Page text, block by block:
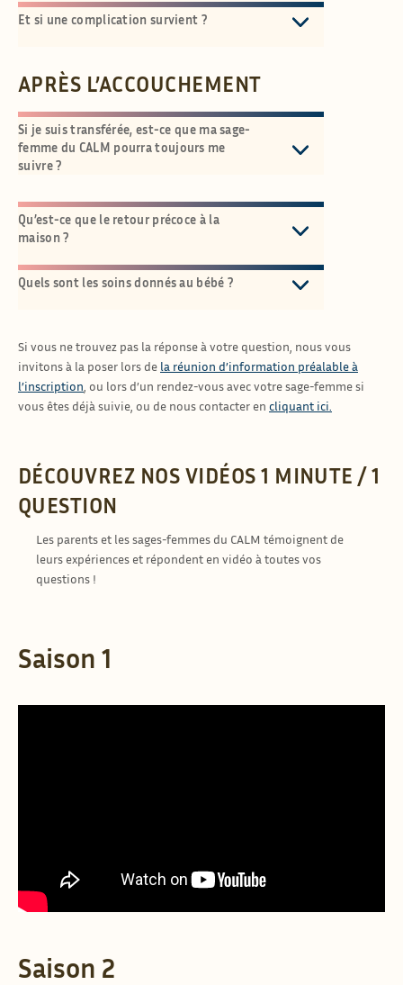
Et si une complication survient ?
APRÈS L’ACCOUCHEMENT
Si je suis transférée, est-ce que ma sage-
femme du CALM pourra toujours me
suivre ?
Qu’est-ce que le retour précoce à la
maison ?
Quels sont les soins donnés au bébé ?
Si vous ne trouvez pas la réponse à votre question, nous vous
invitons à la poser lors de la réunion d’information préalable à
l’inscription , ou lors d’un rendez-vous avec votre sage-femme si
vous êtes déjà suivie, ou de nous contacter en cliquant ici.
DÉCOUVREZ NOS VIDÉOS 1 MINUTE / 1
QUESTION
Les parents et les sages-femmes du CALM témoignent de
leurs expériences et répondent en vidéo à toutes vos
questions !
Saison 1
Saison 2